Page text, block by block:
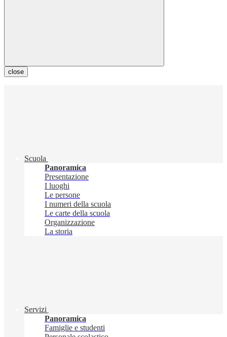
close
Scuola
Panoramica
Presentazione
I luoghi
Le persone
I numeri della scuola
Le carte della scuola
Organizzazione
La storia
Servizi
Panoramica
Famiglie e studenti